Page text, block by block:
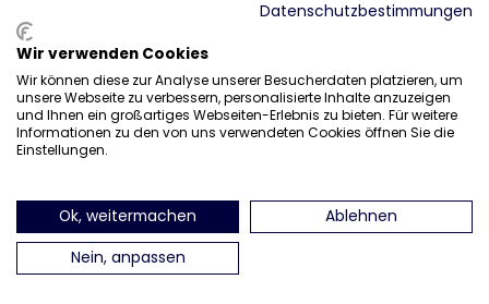
retrouvez-nous sur Instagram
retrouvez-nous sur Facebook
retrouvez-nous sur
retrouvez-
Datenschutzbestimmungen
Wir verwenden Cookies
Wir können diese zur Analyse unserer Besucherdaten platzieren, um
unsere Webseite zu verbessern, personalisierte Inhalte anzuzeigen
und Ihnen ein großartiges Webseiten-Erlebnis zu bieten. Für weitere
Informationen zu den von uns verwendeten Cookies öffnen Sie die
Einstellungen.
Ok, weitermachen
Ablehnen
Nein, anpassen